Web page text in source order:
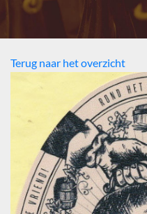
Terug naar het overzicht